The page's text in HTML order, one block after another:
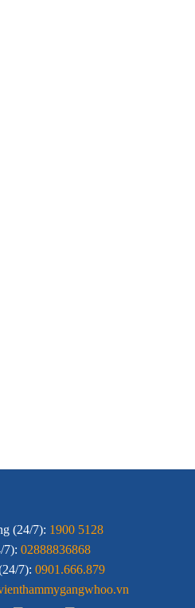
(24/7): 1900 5128
7): 02888836868
7): 0901.666.879